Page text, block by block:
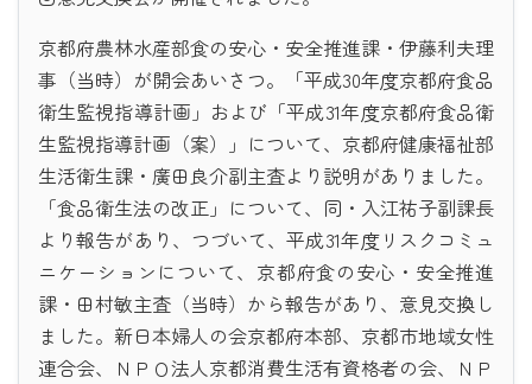
京都府農林水産部食の安心・安全推進課・伊藤利夫理
事（当時）が開会あいさつ。「平成30年度京都府食品
衛生監視指導計画」および「平成31年度京都府食品衛
生監視指導計画（案）」について、京都府健康福祉部
生活衛生課・廣田良介副主査より説明がありました。
「食品衛生法の改正」について、同・入江祐子副課長
より報告があり、つづいて、平成31年度リスクコミュ
ニケーションについて、京都府食の安心・安全推進
課・田村敏主査（当時）から報告があり、意見交換し
ました。新日本婦人の会京都府本部、京都市地域女性
連合会、ＮＰＯ法人京都消費生活有資格者の会、ＮＰ